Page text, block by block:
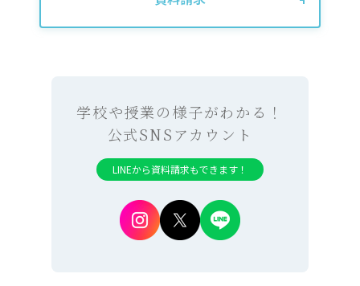
学校や授業の様子がわかる！
公式SNSアカウント
LINEから資料請求もできます！